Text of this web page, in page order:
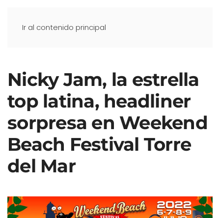
Ir al contenido principal
Nicky Jam, la estrella
top latina, headliner
sorpresa en Weekend
Beach Festival Torre
del Mar